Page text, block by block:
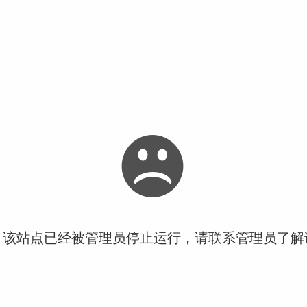
站点已经被管理员停止运行，请联系管理员了